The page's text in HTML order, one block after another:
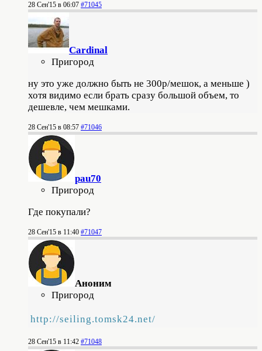
28 Сен'15 в 06:07 #71045
Cardinal
Пригород
ну это уже должно быть не 300р/мешок, а меньше )
хотя видимо если брать сразу большой объем, то
дешевле, чем мешками.
28 Сен'15 в 08:57 #71046
pau70
Пригород
Где покупали?
28 Сен'15 в 11:40 #71047
Аноним
Пригород
http://seiling.tomsk24.net/
28 Сен'15 в 11:42 #71048